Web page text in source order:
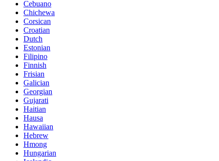
Cebuano
Chichewa
Corsican
Croatian
Dutch
Estonian
Filipino
Finnish
Frisian
Galician
Georgian
Gujarati
Haitian
Hausa
Hawaiian
Hebrew
Hmong
Hungarian